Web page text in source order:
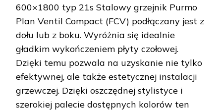
600×1800 typ 21s Stalowy grzejnik Purmo
Plan Ventil Compact (FCV) podłączany jest z
dołu lub z boku. Wyróżnia się idealnie
gładkim wykończeniem płyty czołowej.
Dzięki temu pozwala na uzyskanie nie tylko
efektywnej, ale także estetycznej instalacji
grzewczej. Dzięki oszczędnej stylistyce i
szerokiej palecie dostępnych kolorów ten